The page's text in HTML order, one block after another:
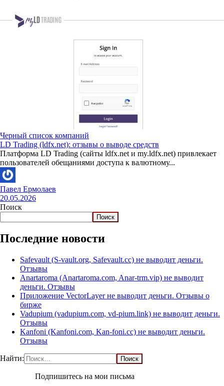
Черный список компаний
LD Trading (ldfx.net): отзывы о выводе средств
Платформа LD Trading (сайты ldfx.net и my.ldfx.net) привлекает
пользователей обещаниями доступа к валютному...
Павел Ермолаев
20.05.2026
Поиск
Поиск
Последние новости
Safevault (S-vault.org, Safevault.cc) не выводит деньги.
Отзывы
Anartaroma (Anartaroma.com, Anar-trm.vip) не выводит
деньги. Отзывы
Приложение VectorLayer не выводит деньги. Отзывы о
бирже
Vadupium (vadupium.com, vd-pium.link) не выводит деньги.
Отзывы
Kanfoni (Kanfoni.com, Kan-foni.cc) не выводит деньги.
Отзывы
Найти:
Подпишитесь на мои письма